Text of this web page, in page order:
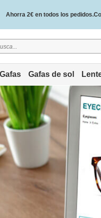
Ahorra 2€ en todos los
Gafas Gafas de sol